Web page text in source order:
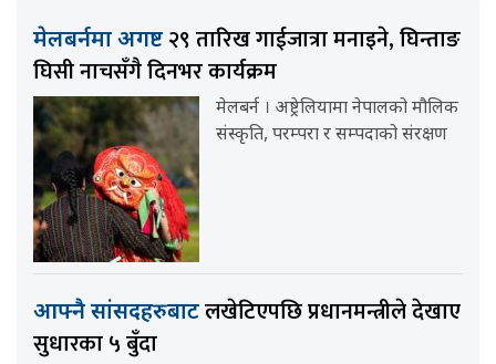
मेलबर्नमा अगष्ट २९ तारिख गाईजात्रा मनाइने, घिन्ताङ
घिसी नाचसँगै दिनभर कार्यक्रम
मेलबर्न । अष्ट्रेलियामा नेपालको मौलिक
संस्कृति, परम्परा र सम्पदाको संरक्षण
आफ्नै सांसदहरुबाटलखेटिएपछि प्रधानमन्त्रीले देखाए
सुधारका ५ बुँदा